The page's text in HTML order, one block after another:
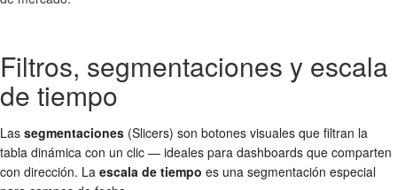
Filtros, segmentaciones y escala
de tiempo
Las segmentaciones (Slicers) son botones visuales que filtran la
tabla dinámica con un clic — ideales para dashboards que comparten
con dirección. La escala de tiempo es una segmentación especial